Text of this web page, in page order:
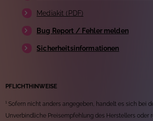
Mediakit (PDF)
Bug Report / Fehler melden
Sicherheitsinformationen
PFLICHTHINWEISE
¹ Sofern nicht anders angegeben, handelt es sich bei
Unverbindliche Preisempfehlung des Herstellers oder